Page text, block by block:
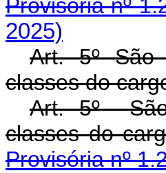
Provisória nº
2025)
Art. 5º São
classes do
Art. 5º São
classes do
Provisória nº